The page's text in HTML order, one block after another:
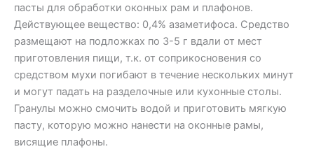
пасты для обработки оконных рам и плафонов.
Действующее вещество: 0,4% азаметифоса. Средство
размещают на подложках по 3-5 г вдали от мест
приготовления пищи, т.к. от соприкосновения со
средством мухи погибают в течение нескольких минут
и могут падать на разделочные или кухонные столы.
Гранулы можно смочить водой и приготовить мягкую
пасту, которую можно нанести на оконные рамы,
висящие плафоны.